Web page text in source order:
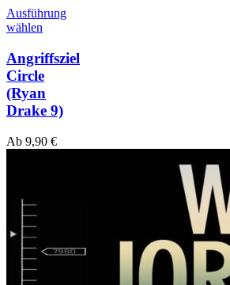
Ausführung
wählen
Angriffsziel
Circle
(Ryan
Drake 9)
Ab 9,90 €